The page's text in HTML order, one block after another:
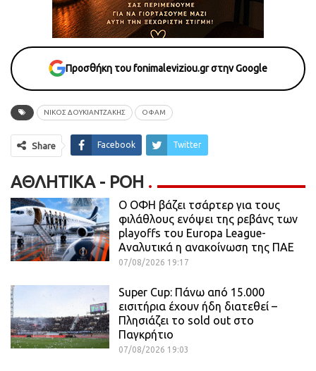
Προσθήκη του fonimaleviziou.gr στην Google
ΝΙΚΟΣ ΔΟΥΚΙΑΝΤΖΑΚΗΣ ΟΦΑΜ
Share Facebook Twitter
ΑΘΛΗΤΙΚΆ - ΡΟΗ
Ο ΟΦΗ βάζει τσάρτερ για τους
φιλάθλους ενόψει της ρεβάνς των
playoffs του Europa League-
Αναλυτικά η ανακοίνωση της ΠΑΕ
07/08/2026 19:17
Super Cup: Πάνω από 15.000
εισιτήρια έχουν ήδη διατεθεί –
Πλησιάζει το sold out στο
Παγκρήτιο
07/08/2026 19:03